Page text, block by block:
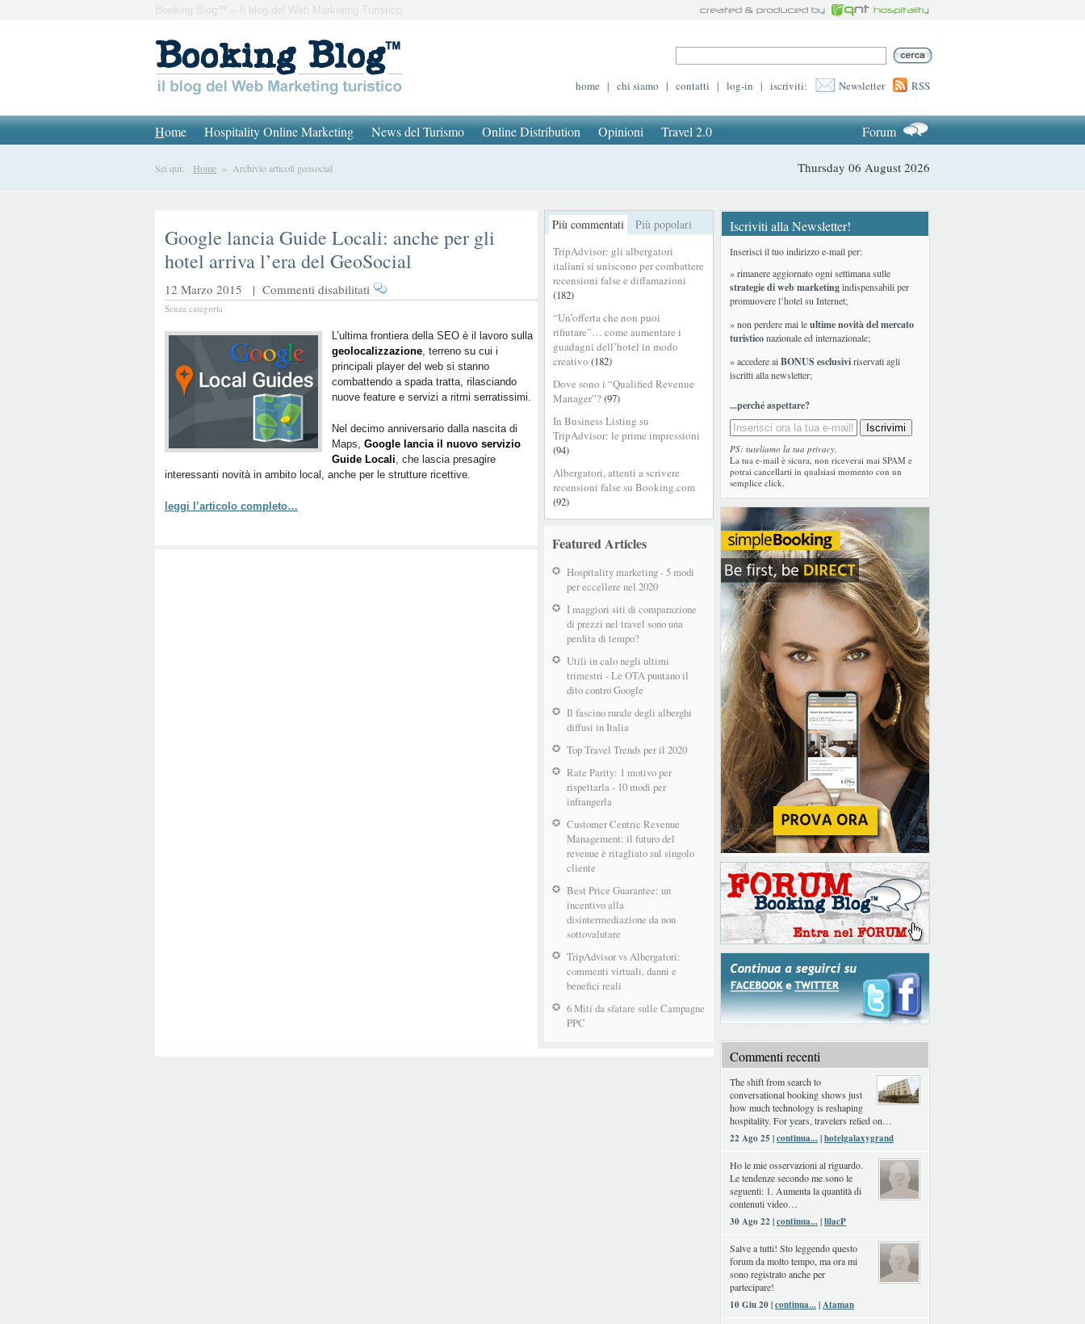
Booking Blog™ – Il blog del Web Marketing Turistico
home | chi siamo | contatti | log-in | iscriviti: Newsletter RSS
Home Hospitality Online Marketing News del Turismo Online Distribution Opinioni Travel 2.0 Forum
Sei qui: Home » Archivio articoli geosocial Thursday 06 August 2026
Più commentati Più popolari
TripAdvisor: gli albergatori
italiani si uniscono per combattere
recensioni false e diffamazioni
(182)
“Un’offerta che non puoi
rifiutare”… come aumentare i
guadagni dell’hotel in modo
creativo (182)
Dove sono i “Qualified Revenue
Manager”?(97)
In Business Listing su
TripAdvisor: le prime impressioni
(94)
Albergatori, attenti a scrivere
recensioni false su Booking.com
(92)
Featured Articles
Hospitality marketing - 5 modi
per eccellere nel 2020
I maggiori siti di comparazione
di prezzi nel travel sono una
perdita di tempo?
Utili in calo negli ultimi
trimestri - Le OTA puntano il
dito contro Google
Il fascino rurale degli alberghi
diffusi in Italia
Top Travel Trends per il 2020
Rate Parity: 1 motivo per
rispettarla - 10 modi per
infrangerla
Customer Centric Revenue
Management: il futuro del
revenue è ritagliato sul singolo
cliente
Best Price Guarantee: un
incentivo alla
disintermediazione da non
sottovalutare
TripAdvisor vs Albergatori:
commenti virtuali, danni e
benefici reali
6 Miti da sfatare sulle Campagne
PPC
Google lancia Guide Locali: anche per gli
hotel arriva l’era del GeoSocial
12 Marzo 2015 | Commenti disabilitati su
Google
Guide
Locali:
anche
per
gli
arriva
l’era
del
GeoSocial
Senza categoria
L’ultima frontiera della SEO è il lavoro sulla
geolocalizzazione, terreno su cui i
principali player del web si stanno
combattendo a spada tratta, rilasciando
nuove feature e servizi a ritmi serratissimi.
Nel decimo anniversario dalla nascita di
Maps, Google lancia il nuovo servizio
Guide Locali, che lascia presagire
interessanti novità in ambito local, anche per le strutture ricettive.
leggi l’articolo completo…
Iscriviti alla Newsletter!
Inserisci il tuo indirizzo e-mail per:
» rimanere aggiornato ogni settimana sulle
strategie di web marketingindispensabili per
promuovere l’hotel su Internet;
» non perdere mai leultime novità del mercato
turisticonazionale ed internazionale;
» accedere aiBONUS esclusiviriservati agli
iscritti alla newsletter;
...perché aspettare?
PS: tuteliamo la tua privacy.
La tua e-mail è sicura, non riceverai mai SPAM e
potrai cancellarti in qualsiasi momento con un
semplice click.
Commenti recenti
The shift from search to
conversational booking shows just
how much technology is reshaping
hospitality. For years, travelers relied on…
22 Ago 25 |continua...|hotelgalaxygrand
Ho le mie osservazioni al riguardo.
Le tendenze secondo me sono le
seguenti: 1. Aumenta la quantità di
contenuti video…
30 Ago 22 |continua...|lilacP
Salve a tutti! Sto leggendo questo
forum da molto tempo, ma ora mi
sono registrato anche per
partecipare!
10 Giu 20 |continua...|Ataman